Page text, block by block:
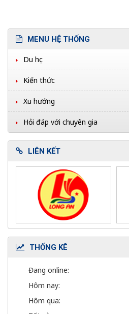
MENU HỆ THỐNG
Du học
Kiến thức
Xu hướng
Hỏi đáp với chuyên gia
LIÊN KẾT
THỐNG KÊ
Đang online:
Hôm nay:
Hôm qua: